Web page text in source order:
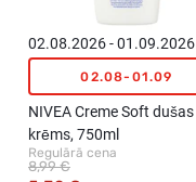
02.08.2026 - 01.09.2026
02.08-01.09
NIVEA Creme Soft dušas
krēms, 750ml
Regulārā cena
8,99 €